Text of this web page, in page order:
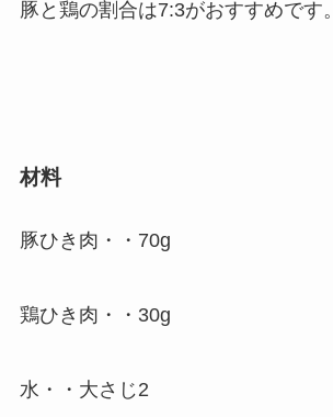
豚と鶏の割合は7:3がおすすめです。
材料
豚ひき肉・・70g
鶏ひき肉・・30g
水・・大さじ2